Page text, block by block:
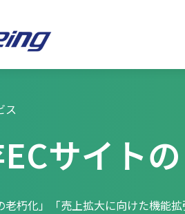
ス
サイト
老朽化」「売上拡大に向けた機能